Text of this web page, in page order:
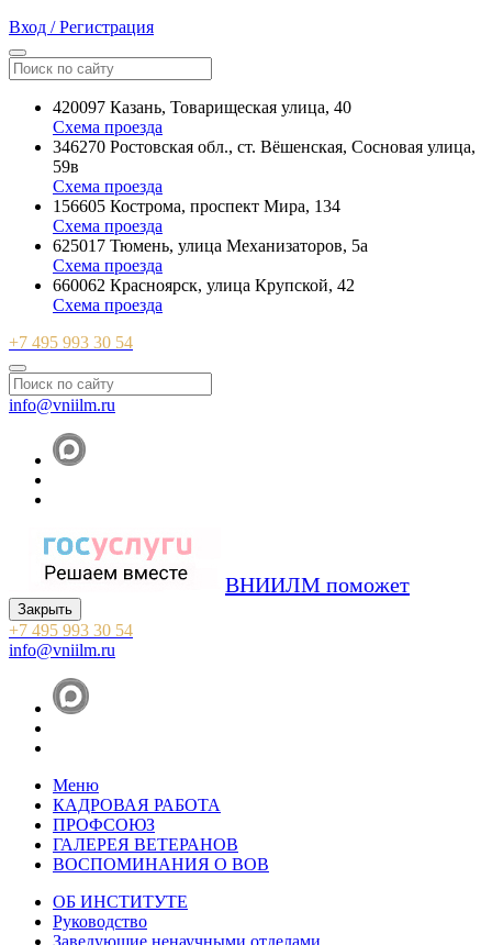
Вход / Регистрация
420097 Казань, Товарищеская улица, 40
Схема проезда
346270 Ростовская обл., ст. Вёшенская, Сосновая улица,
59в
Схема проезда
156605 Кострома, проспект Мира, 134
Схема проезда
625017 Тюмень, улица Механизаторов, 5а
Схема проезда
660062 Красноярск, улица Крупской, 42
Схема проезда
+7 495 993 30 54
info@vniilm.ru
ВНИИЛМ поможет
Закрыть
+7 495 993 30 54
info@vniilm.ru
Меню
КАДРОВАЯ РАБОТА
ПРОФСОЮЗ
ГАЛЕРЕЯ ВЕТЕРАНОВ
ВОСПОМИНАНИЯ О ВОВ
ОБ ИНСТИТУТЕ
Руководство
Заведующие ненаучными отделами